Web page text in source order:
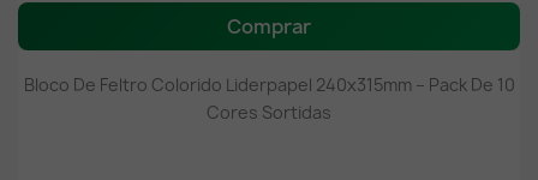
Comprar
Bloco De Feltro Colorido Liderpapel 240x315mm – Pack De 10
Cores Sortidas